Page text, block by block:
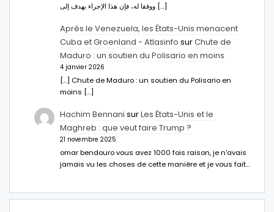
ووفقا له، فإن هذا الإجراء يهدف إلى […]
Après le Venezuela, les États-Unis menacent
Cuba et Groenland - Atlasinfo surChute de
Maduro : un soutien du Polisario en moins
4 janvier 2026
[…] Chute de Maduro : un soutien du Polisario en
moins […]
Hachim Bennani surLes États-Unis et le
Maghreb : que veut faire Trump ?
21 novembre 2025
omar bendouro vous avez 1000 fois raison, je n'avais
jamais vu les choses de cette manière et je vous fait…